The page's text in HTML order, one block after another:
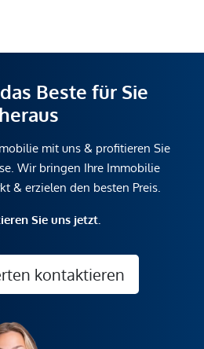
Beste für Sie
heraus
mit uns & profitieren Sie
Wir bringen Ihre Immobilie
& erzielen den besten Preis.
Sie uns jetzt.
kontaktieren